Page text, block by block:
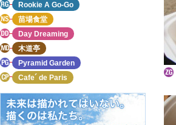
Rookie A Go-Go
苗場食堂
Day Dreaming
木道亭
Pyramid Garden
Cafe´ de Paris